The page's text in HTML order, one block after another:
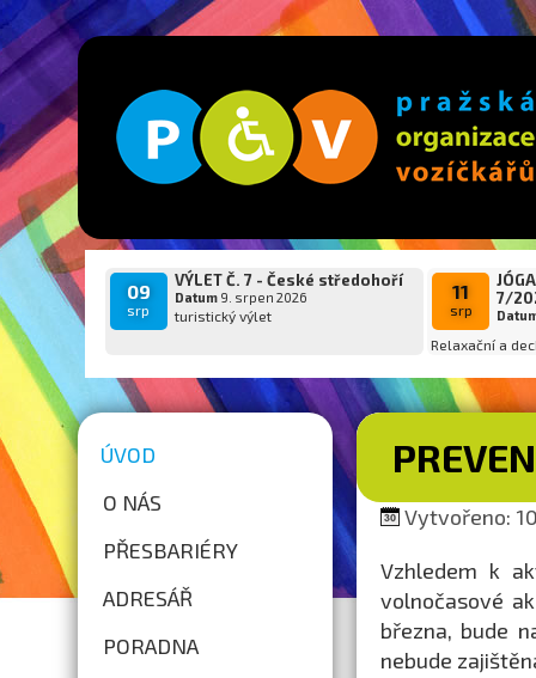
09
srp
VÝLET Č. 7 - České středohoří
Datum9. srpen 2026
turistický výlet
11
srp
7/
Relaxační a
ÚVOD
O NÁS
PŘESBARIÉRY
ADRESÁŘ
PORADNA
Vytvořeno:
Vzhledem k
volnočasové
března, bude
nebude